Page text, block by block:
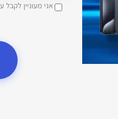
אני מעוניין